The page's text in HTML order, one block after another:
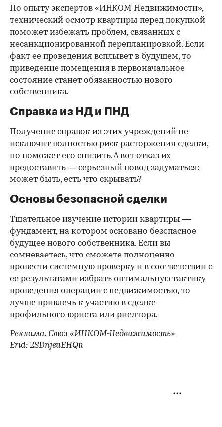
По опыту экспертов «ИНКОМ-Недвижимости»,
технический осмотр квартиры перед покупкой
поможет избежать проблем, связанных с
несанкционированной перепланировкой. Если
факт ее проведения всплывет в будущем, то
приведение помещения в первоначальное
состояние станет обязанностью нового
собственника.
Справка из НД и ПНД
Получение справок из этих учреждений не
исключит полностью риск расторжения сделки,
но поможет его снизить. А вот отказ их
предоставить — серьезный повод задуматься:
может быть, есть что скрывать?
Основы безопасной сделки
Тщательное изучение истории квартиры —
фундамент, на котором основано безопасное
будущее нового собственника. Если вы
сомневаетесь, что сможете полноценно
провести системную проверку и в соответствии с
ее результатами избрать оптимальную тактику
проведения операции с недвижимостью, то
лучше привлечь к участию в сделке
профильного юриста или риелтора.
Реклама. Союз «ИНКОМ-Недвижимость»
Erid: 2SDnjeuEHQn